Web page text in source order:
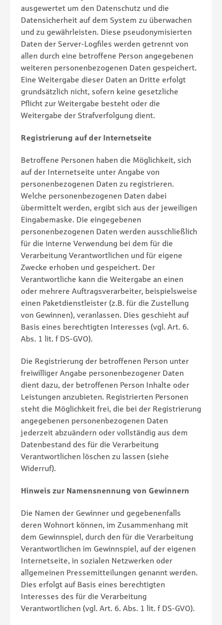
ausgewertet um den Datenschutz und die
Datensicherheit auf dem System zu überwachen
und zu gewährleisten. Diese pseudonymisierten
Daten der Server-Logfiles werden getrennt von
allen durch eine betroffene Person angegebenen
weiteren personenbezogenen Daten gespeichert.
Eine Weitergabe dieser Daten an Dritte erfolgt
grundsätzlich nicht, sofern keine gesetzliche
Pflicht zur Weitergabe besteht oder die
Weitergabe der Strafverfolgung dient.
Registrierung auf der Internetseite
Betroffene Personen haben die Möglichkeit, sich
auf der Internetseite unter Angabe von
personenbezogenen Daten zu registrieren.
Welche personenbezogenen Daten dabei
übermittelt werden, ergibt sich aus der jeweiligen
Eingabemaske. Die eingegebenen
personenbezogenen Daten werden ausschließlich
für die interne Verwendung bei dem für die
Verarbeitung Verantwortlichen und für eigene
Zwecke erhoben und gespeichert. Der
Verantwortliche kann die Weitergabe an einen
oder mehrere Auftragsverarbeiter, beispielsweise
einen Paketdienstleister (z.B. für die Zustellung
von Gewinnen), veranlassen. Dies geschieht auf
Basis eines berechtigten Interesses (vgl. Art. 6.
Abs. 1 lit. f DS-GVO).
Die Registrierung der betroffenen Person unter
freiwilliger Angabe personenbezogener Daten
dient dazu, der betroffenen Person Inhalte oder
Leistungen anzubieten. Registrierten Personen
steht die Möglichkeit frei, die bei der Registrierung
angegebenen personenbezogenen Daten
jederzeit abzuändern oder vollständig aus dem
Datenbestand des für die Verarbeitung
Verantwortlichen löschen zu lassen (siehe
Widerruf).
Hinweis zur Namensnennung von Gewinnern
Die Namen der Gewinner und gegebenenfalls
deren Wohnort können, im Zusammenhang mit
dem Gewinnspiel, durch den für die Verarbeitung
Verantwortlichen im Gewinnspiel, auf der eigenen
Internetseite, in sozialen Netzwerken oder
allgemeinen Pressemitteilungen genannt werden.
Dies erfolgt auf Basis eines berechtigten
Interesses des für die Verarbeitung
Verantwortlichen (vgl. Art. 6. Abs. 1 lit. f DS-GVO).